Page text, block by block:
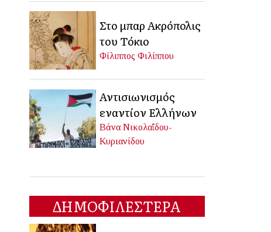
Στο μπαρ Ακρόπολις
του Τόκιο
Φίλιππος Φιλίππου
Αντισιωνισμός
εναντίον Ελλήνων
Βάνα Νικολαΐδου-
Κυριανίδου
ΔΗΜΟΦΙΛΕΣΤΕΡΑ